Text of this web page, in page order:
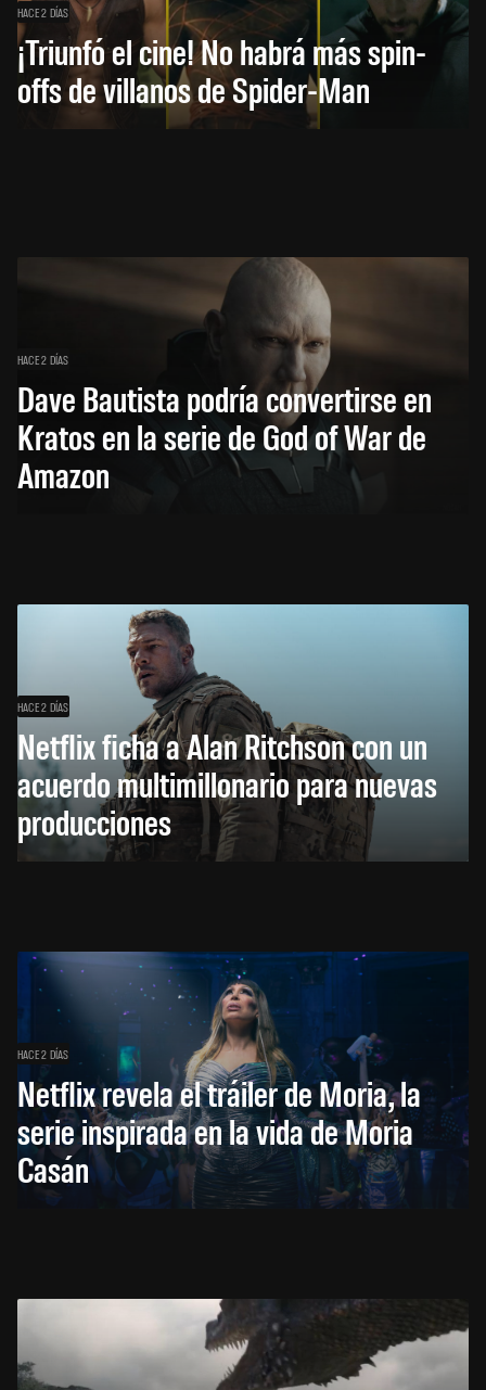
HACE 2 DÍAS
¡Triunfó el cine! No habrá más spin-
offs de villanos de Spider-Man
HACE 2 DÍAS
Dave Bautista podría convertirse en
Kratos en la serie de God of War de
Amazon
HACE 2 DÍAS
Netflix ficha a Alan Ritchson con un
acuerdo multimillonario para nuevas
producciones
HACE 2 DÍAS
Netflix revela el tráiler de Moria, la
serie inspirada en la vida de Moria
Casán